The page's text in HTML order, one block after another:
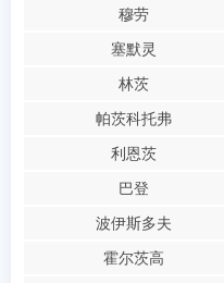
穆劳
塞默灵
林茨
帕茨科托弗
利恩茨
巴登
波伊斯多夫
霍尔茨高